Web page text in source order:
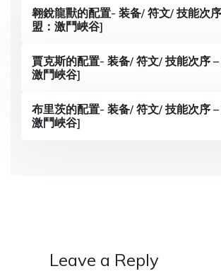
翱銳龍獸的配置- 装备/ 符文/ 技能次
盟：激鬥峽谷]
賈克斯的配置- 装备/ 符文/ 技能次序 –
激鬥峽谷]
布里茨的配置- 装备/ 符文/ 技能次序 –
激鬥峽谷]
Leave a Reply